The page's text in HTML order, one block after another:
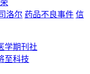
洛尔 药品不良事件 信
学期刊社
至科技